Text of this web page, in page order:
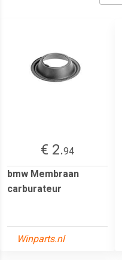
€ 2.94
bmw Membraan
carburateur
Winparts.nl